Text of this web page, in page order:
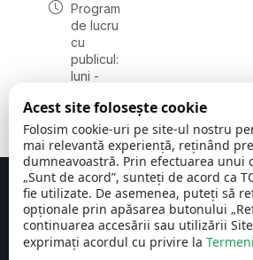
Program
de lucru
cu
publicul:
luni -
08:00 -
16:00
Comuna
Ghindărești |
Concept realizat deBig Media Relații
Acest site folosește cookie
Folosim cookie-uri pe site-ul nostru
mai relevantă experiență, reținând
dumneavoastră. Prin efectuarea unui
„Sunt de acord”, sunteți de acord ca
fie utilizate. De asemenea, puteți să
opționale prin apăsarea butonului
continuarea accesării sau utilizării
exprimați acordul cu privire la